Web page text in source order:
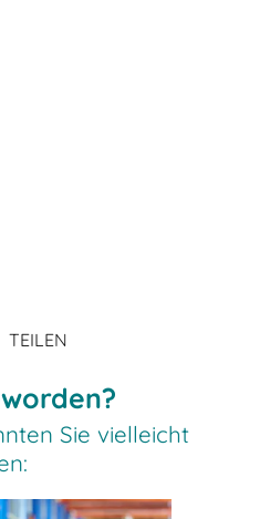
Link
TEILEN
Sie vielleicht